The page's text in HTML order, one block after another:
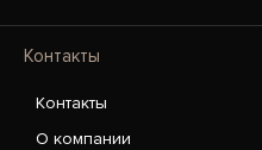
Контакты
Контакты
О компании